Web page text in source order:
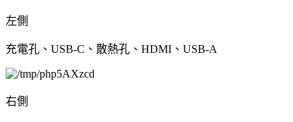
左側
充電孔、USB-C、散熱孔、HDMI、USB-A
右側